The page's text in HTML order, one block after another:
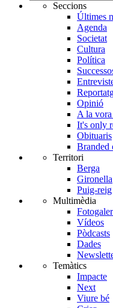
Seccions
Últimes
Agenda
Societat
Cultura
Política
Opinió
A la
It's only
Obituaris
Branded
Territori
Berga
Gironella
Puig-reig
Multimèdia
Vídeos
Pòdcasts
Dades
Temàtics
Impacte
Next
Viure bé